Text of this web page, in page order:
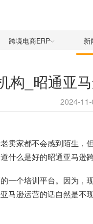
跨境电商ERP 新
构_昭通亚
2024-11-
卖家都不会感到陌生
么是好的昭通亚马逊
一个培训平台。因为
马逊运营的话自然是不现